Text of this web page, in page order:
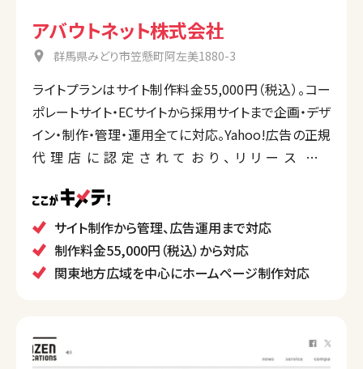
アバウトネット株式会社
群馬県みどり市笠懸町阿左美1880-3
ライトプランはサイト制作料金55,000円（税込）。コー
ポレートサイト・ECサイトから採用サイトまで企画・デザ
イン・制作・管理・運用全てに対応。Yahoo!広告の正規
代理店に認定されており、リリース後の
採用サイトは求人案件を管理する機能を持った自社
CMS「WorkPress」を連動、indeed広告の配信管理も
行い総合的に企業をサポート。地元群馬県および周辺
の県に強み。
サイト制作から管理、広告運用まで対応
制作料金55,000円（税込）から対応
関東地方広域を中心にホームページ制作対応